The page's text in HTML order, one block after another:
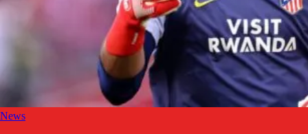
News